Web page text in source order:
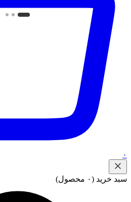
۰
سبد خرید (۰ محصول)